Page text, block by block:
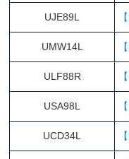
UJE89L
UMW14L
ULF88R
USA98L
UCD34L